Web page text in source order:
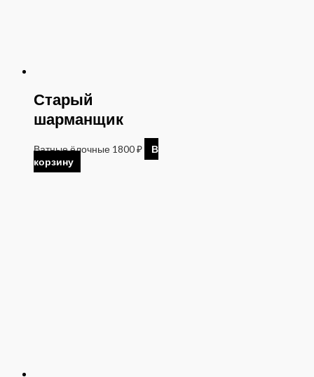
Старый
шарманщик
Ватные ёлочные 1800₽
В
корзину